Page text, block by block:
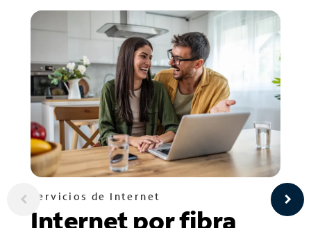
Servicios de Internet
Internet por fibra